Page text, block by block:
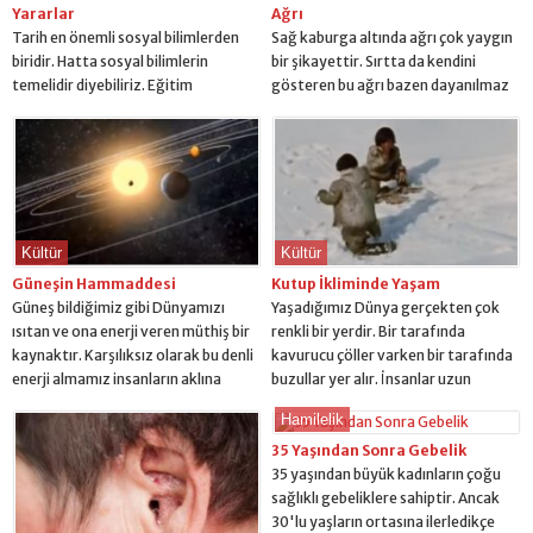
Yararlar
Tarih en önemli sosyal bilimlerden
biridir. Hatta sosyal bilimlerin
temelidir diyebiliriz. Eğitim
neredeyse en eski medeniyetlerde
dahi tarih dersi öğretilmiştir. Bu
yazıda tarihin devletlere sağlayacağı
yararlar üzerinde durmaya
çalışacağız. Elbette tarih bilen bir
insan ile tarih bilmeyen bir insanın
hayata bakışı arasında fark vardır.
Bilinçli bir insan hem...
Ağrı
Sağ kaburga altında ağrı çok yaygın
bir şikayettir. Sırtta da kendini
gösteren bu ağrı bazen dayanılmaz
sağ kaburga altında hangi organ dahi
var bilmedikleri için bu sancının
kaynağını da tam bilmezler. Bu
yazıda size geniş çaplı bilgi vermeye
çalışacağız. Önce bu ağrının olası
nedenleri üzerinde duralım....
Kültür
Güneşin Hammaddesi
Güneş bildiğimiz gibi Dünyamızı
ısıtan ve ona enerji veren müthiş bir
kaynaktır. Karşılıksız olarak bu denli
enerji almamız insanların aklına
güneşin hammaddesi olan gaz ne?
Güneşin enerji kaynağı ne gibi sorular
aklımıza gelebilir ve gelmelidir. Bu
yazıda Güneş nasıl hiç durmadan
enerji vermeyi başarıyor
Kültür
Kutup İkliminde Yaşam
Yaşadığımız Dünya gerçekten çok
renkli bir yerdir. Bir tarafında
kavurucu çöller varken bir tarafında
buzullar yer alır. İnsanlar uzun
coğrafyaya ayak uydurmayı tecrübe
edinerek öğrenmiştir. Bu yazıda
kutup ikliminde yaşam nasıl oluyor
buna değineceğiz. Kutup ikliminde
yaşayan insanların hayat koşulları
Hamilelik
35 Yaşından Sonra Gebelik
35 yaşından büyük kadınların çoğu
sağlıklı gebeliklere sahiptir. Ancak
30'lu yaşların ortasına ilerledikçe